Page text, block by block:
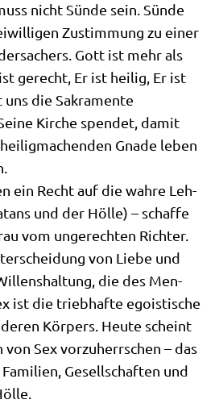
nicht Sün­de sein. Sün­de
Zustim­mung zu einer
Gott ist mehr als
gerecht, Er ist hei­lig, Er ist
die Sakra­men­te
Kir­che spen­det, damit
Gna­de leben
ein Recht auf die wah­re Leh­
und der Höl­le) – schaf­fe
vom unge­rech­ten Richter.
von Lie­be und
die des Men­
ist die trieb­haf­te ego­isti­sche
Kör­pers. Heu­te scheint
Sex vor­zu­herr­schen – das
Gesell­schaf­ten und